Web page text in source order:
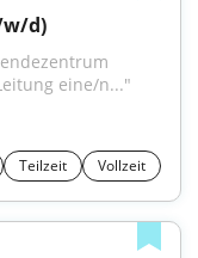
w/d)
eine/n..."
Teilzeit Vollzeit